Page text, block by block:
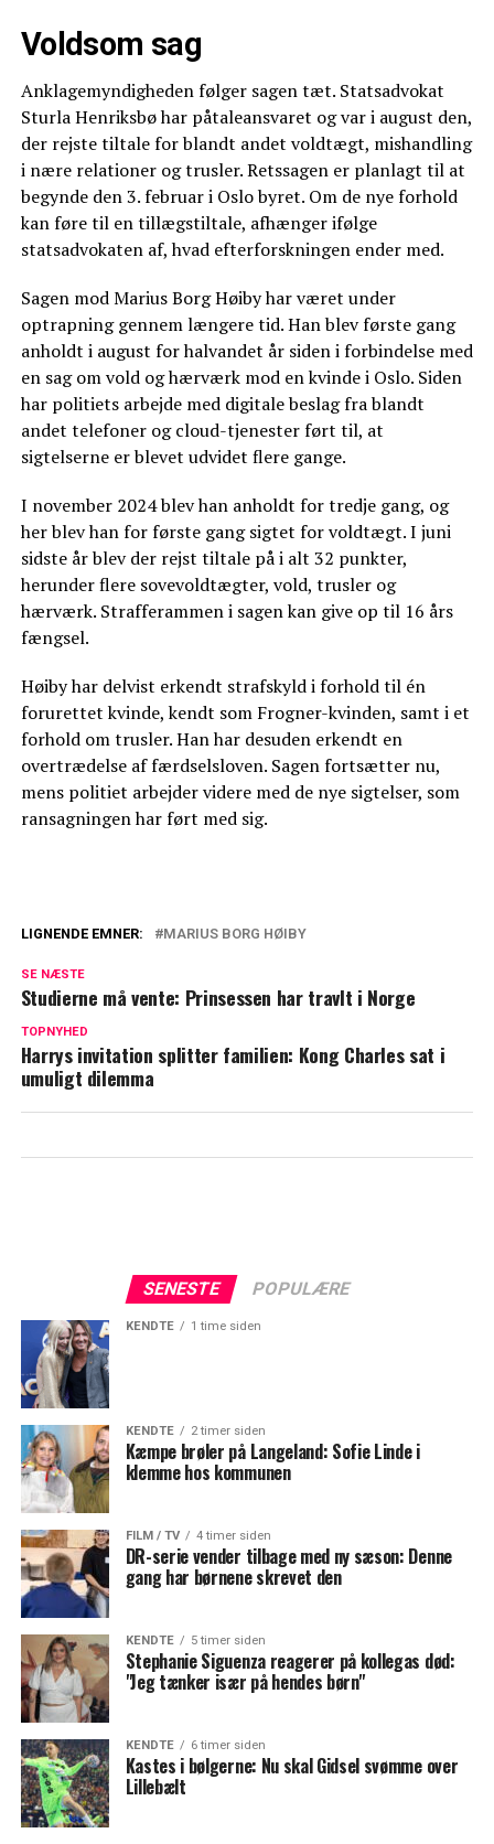
Voldsom sag
Anklagemyndigheden følger sagen tæt. Statsadvokat
Sturla Henriksbø har påtaleansvaret og var i august den,
der rejste tiltale for blandt andet voldtægt, mishandling
i nære relationer og trusler. Retssagen er planlagt til at
begynde den 3. februar i Oslo byret. Om de nye forhold
kan føre til en tillægstiltale, afhænger ifølge
statsadvokaten af, hvad efterforskningen ender med.
Sagen mod Marius Borg Høiby har været under
optrapning gennem længere tid. Han blev første gang
anholdt i august for halvandet år siden i forbindelse med
en sag om vold og hærværk mod en kvinde i Oslo. Siden
har politiets arbejde med digitale beslag fra blandt
andet telefoner og cloud-tjenester ført til, at
sigtelserne er blevet udvidet flere gange.
I november 2024 blev han anholdt for tredje gang, og
her blev han for første gang sigtet for voldtægt. I juni
sidste år blev der rejst tiltale på i alt 32 punkter,
herunder flere sovevoldtægter, vold, trusler og
hærværk. Strafferammen i sagen kan give op til 16 års
fængsel.
Høiby har delvist erkendt strafskyld i forhold til én
forurettet kvinde, kendt som Frogner-kvinden, samt i et
forhold om trusler. Han har desuden erkendt en
overtrædelse af færdselsloven. Sagen fortsætter nu,
mens politiet arbejder videre med de nye sigtelser, som
ransagningen har ført med sig.
er flygtet ud af landet
gang efter sønnens skandale
LIGNENDE EMNER: MARIUS BORG HØIBY
SE NÆSTE
Studierne må vente: Prinsessen har travlt i Norge
TOPNYHED
Harrys invitation splitter familien: Kong Charles sat i
umuligt dilemma
SENESTE POPULÆRE
KENDTE 1 time siden
KENDTE 2 timer siden
Kæmpe brøler på Langeland: Sofie Linde i
klemme hos kommunen
FILM / TV 4 timer siden
DR-serie vender tilbage med ny sæson: Denne
gang har børnene skrevet den
KENDTE 5 timer siden
Stephanie Siguenza reagerer på kollegas død:
"Jeg tænker især på hendes børn"
KENDTE 6 timer siden
Kastes i bølgerne: Nu skal Gidsel svømme over
Lillebælt